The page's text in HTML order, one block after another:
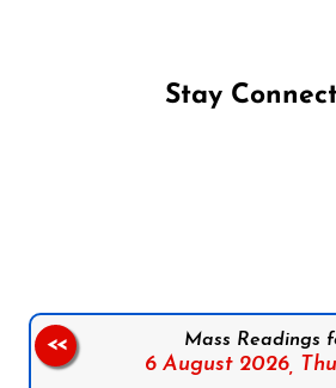
Stay
Mass Readings
6 August 2026,
<<